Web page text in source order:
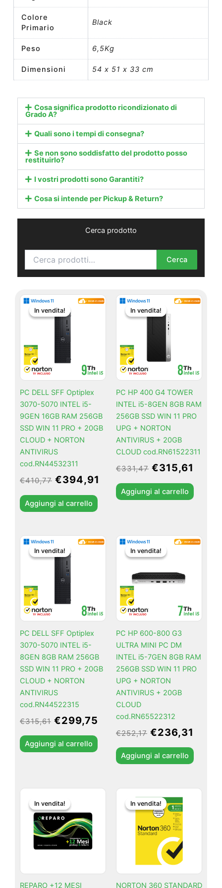
Colore
Primario
Black
Peso 6,5Kg
Dimensioni 54 x 51 x 33 cm
Cosa significa prodotto ricondizionato di
Grado A?
Quali sono i tempi di consegna?
Se non sono soddisfatto del prodotto posso
restituirlo?
I vostri prodotti sono Garantiti?
Cosa si intende per Pickup & Return?
Cerca prodotto
Cerca
In vendita!
In vendita!
PC DELL SFF Optiplex
3070-5070 INTEL i5-
9GEN 16GB RAM 256GB
SSD WIN 11 PRO + 20GB
CLOUD + NORTON
ANTIVIRUS
cod.RN44532311
€410,77
prezzo
originale
era:
€410,77.
€394,91
Il
prezzo
€394,91.
Aggiungi al carrello
In vendita!
In vendita!
PC HP 400 G4 TOWER
INTEL i5-8GEN 8GB RAM
256GB SSD WIN 11 PRO
UPG + NORTON
ANTIVIRUS + 20GB
CLOUD cod.RN61522311
€331,47
prezzo
originale
era:
€331,47.
€315,61
Il
Aggiungi al carrello
In vendita!
In vendita!
PC DELL SFF Optiplex
3070-5070 INTEL i5-
8GEN 8GB RAM 256GB
SSD WIN 11 PRO + 20GB
CLOUD + NORTON
ANTIVIRUS
cod.RN44522315
€315,61
prezzo
originale
era:
€315,61.
€299,75
Il
prezzo
€299,75.
Aggiungi al carrello
In vendita!
In vendita!
PC HP 600-800 G3
ULTRA MINI PC DM
INTEL i5-7GEN 8GB RAM
256GB SSD WIN 11 PRO
UPG + NORTON
ANTIVIRUS + 20GB
CLOUD
cod.RN65522312
€252,17
prezzo
era:
€236,31
Il
Aggiungi al carrello
In vendita!
In vendita!
REPARO +12 MESI
prezzo
originale
era:
€39,90.
attuale
è:
€29,90.
In vendita!
In vendita!
NORTON 360 STANDARD
prezzo
originale
era:
€39,89.